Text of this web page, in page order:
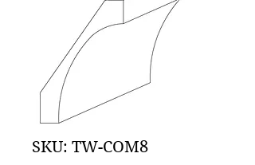
SKU: TW-COM8